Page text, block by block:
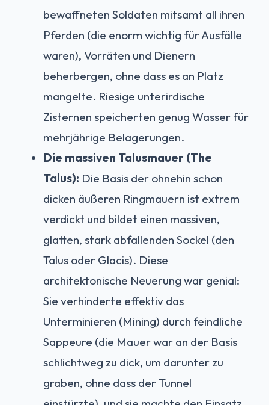
bewaffneten Soldaten mitsamt all ihren
Pferden (die enorm wichtig für Ausfälle
waren), Vorräten und Dienern
beherbergen, ohne dass es an Platz
mangelte. Riesige unterirdische
Zisternen speicherten genug Wasser für
mehrjährige Belagerungen.
Die massiven Talusmauer (The
Talus): Die Basis der ohnehin schon
dicken äußeren Ringmauern ist extrem
verdickt und bildet einen massiven,
glatten, stark abfallenden Sockel (den
Talus oder Glacis). Diese
architektonische Neuerung war genial:
Sie verhinderte effektiv das
Unterminieren (Mining) durch feindliche
Sappeure (die Mauer war an der Basis
schlichtweg zu dick, um darunter zu
graben, ohne dass der Tunnel